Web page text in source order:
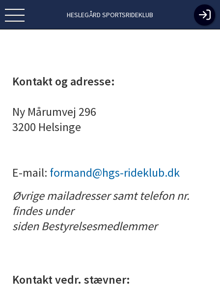
HESLEGÅRD SPORTSRIDEKLUB
Kontakt og adresse:
Ny Mårumvej 296
3200 Helsinge
E-mail: formand@hgs-rideklub.dk
Øvrige mailadresser samt telefon nr.
findes under
sidenBestyrelsesmedlemmer
Kontakt vedr. stævner: